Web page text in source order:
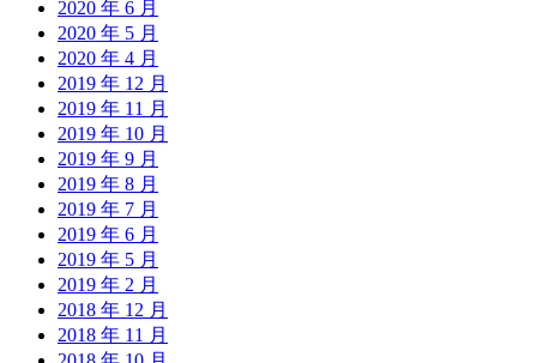
2020 年 6 月
2020 年 5 月
2020 年 4 月
2019 年 12 月
2019 年 11 月
2019 年 10 月
2019 年 9 月
2019 年 8 月
2019 年 7 月
2019 年 6 月
2019 年 5 月
2019 年 2 月
2018 年 12 月
2018 年 11 月